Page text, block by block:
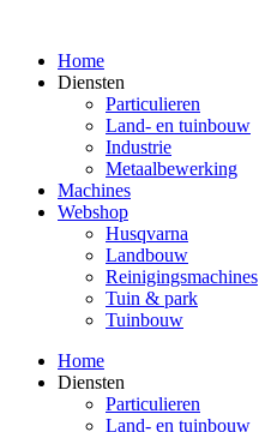
inhoud
Home
Diensten
Particulieren
Land- en tuinbouw
Industrie
Metaalbewerking
Machines
Webshop
Husqvarna
Landbouw
Reinigingsmachines
Tuin & park
Tuinbouw
Home
Diensten
Particulieren
Land- en tuinbouw